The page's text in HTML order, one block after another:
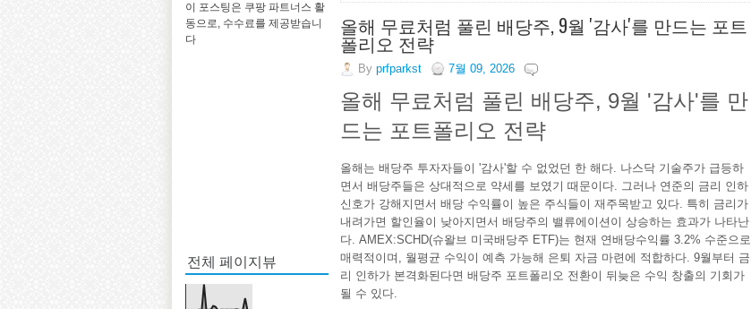
이 포스팅은 쿠팡 파트너스 활
동으로, 수수료를 제공받습니
다
전체 페이지뷰
올해 무료처럼 풀린 배당주, 9월 '감사'를 만드는 포트
폴리오 전략
By prfparkst 7월 09, 2026
올해 무료처럼 풀린 배당주, 9월 '감사'를 만
드는 포트폴리오 전략
올해는 배당주 투자자들이 '감사'할 수 없었던 한 해다. 나스닥 기술주가 급등하
면서 배당주들은 상대적으로 약세를 보였기 때문이다. 그러나 연준의 금리 인하
신호가 강해지면서 배당 수익률이 높은 주식들이 재주목받고 있다. 특히 금리가
내려가면 할인율이 낮아지면서 배당주의 밸류에이션이 상승하는 효과가 나타난
다. AMEX:SCHD(슈왈브 미국배당주 ETF)는 현재 연배당수익률 3.2% 수준으로
매력적이며, 월평균 수익이 예측 가능해 은퇴 자금 마련에 적합하다. 9월부터 금
리 인하가 본격화된다면 배당주 포트폴리오 전환이 뒤늦은 수익 창출의 기회가
될 수 있다.